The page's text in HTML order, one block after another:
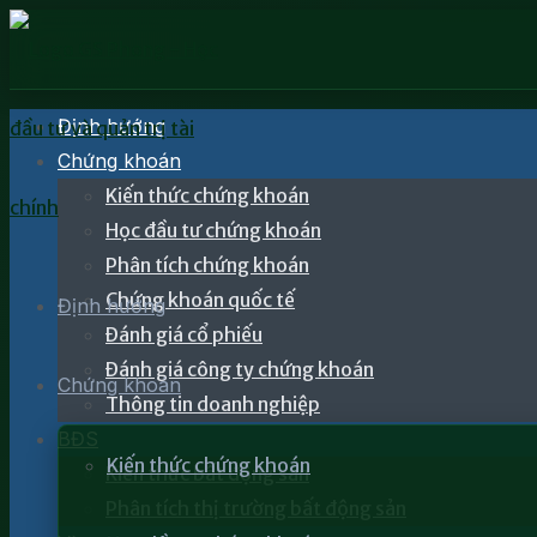
Định hướng
Chứng khoán
Kiến thức chứng khoán
Định hướng
Chứng khoán
Kiến thức chứng khoán
Học đầu tư chứng khoán
Phân tích chứng khoán
Chứng khoán quốc tế
Đánh giá cổ phiếu
Đánh giá công ty chứng khoán
Thông tin doanh nghiệp
BĐS
Kiến thức bất động sản